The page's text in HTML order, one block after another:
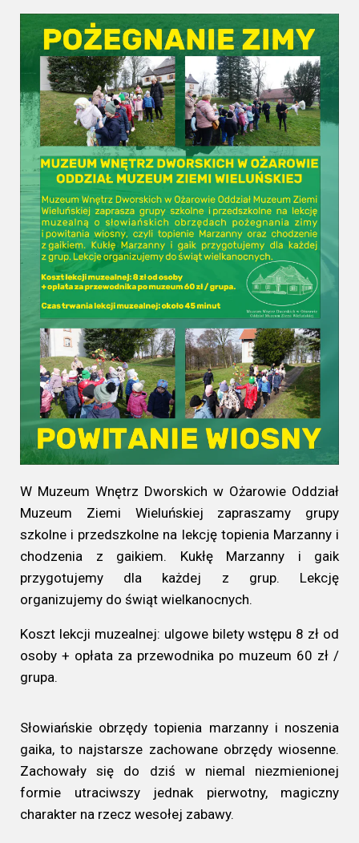
W Muzeum Wnętrz Dworskich w Ożarowie Oddział
Muzeum Ziemi Wieluńskiej zapraszamy grupy
szkolne i przedszkolne na lekcję topienia Marzanny i
chodzenia z gaikiem. Kukłę Marzanny i gaik
przygotujemy dla każdej z grup. Lekcję
organizujemy do świąt wielkanocnych.
Koszt lekcji muzealnej: ulgowe bilety wstępu 8 zł od
osoby + opłata za przewodnika po muzeum 60 zł /
grupa.
Słowiańskie obrzędy topienia marzanny i noszenia
gaika, to najstarsze zachowane obrzędy wiosenne.
Zachowały się do dziś w niemal niezmienionej
formie utraciwszy jednak pierwotny, magiczny
charakter na rzecz wesołej zabawy.